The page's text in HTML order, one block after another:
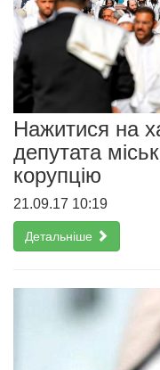
Нажитися на
депутата
корупцію
21.09.17 10:19
Детальніше